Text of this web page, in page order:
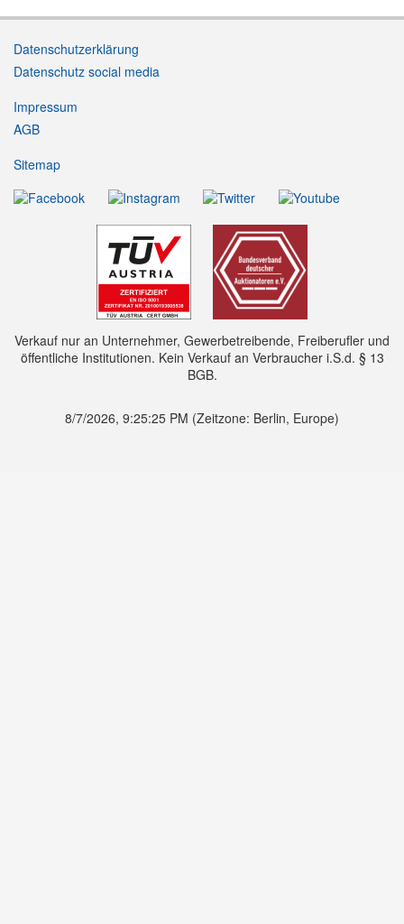
Datenschutzerklärung
Datenschutz social media
Impressum
AGB
Sitemap
Verkauf nur an Unternehmer, Gewerbetreibende, Freiberufler und
öffentliche Institutionen. Kein Verkauf an Verbraucher i.S.d. § 13
BGB.
8/7/2026, 9:25:26 PM (Zeitzone: Berlin, Europe)